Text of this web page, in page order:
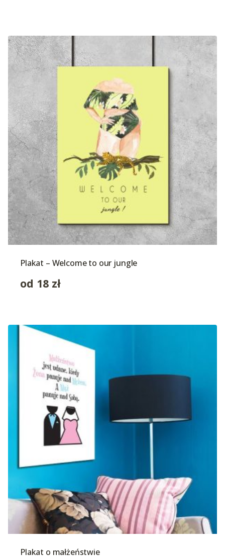
Plakat – Welcome to our jungle
od 18 zł
Plakat o małżeństwie